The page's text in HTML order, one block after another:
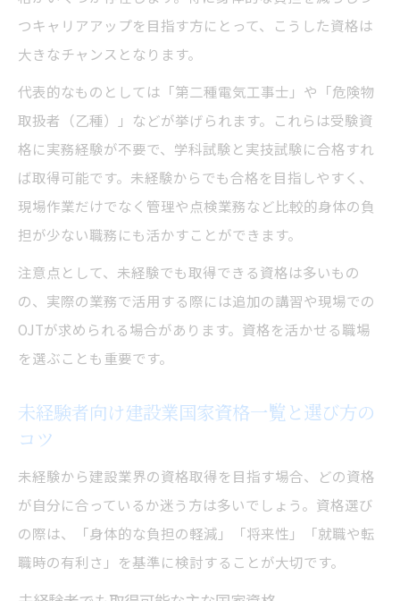
つキャリアアップを目指す方にとって、こうした資格は
大きなチャンスとなります。
代表的なものとしては「第二種電気工事士」や「危険物
取扱者（乙種）」などが挙げられます。これらは受験資
格に実務経験が不要で、学科試験と実技試験に合格すれ
ば取得可能です。未経験からでも合格を目指しやすく、
現場作業だけでなく管理や点検業務など比較的身体の負
担が少ない職務にも活かすことができます。
注意点として、未経験でも取得できる資格は多いもの
の、実際の業務で活用する際には追加の講習や現場での
OJTが求められる場合があります。資格を活かせる職場
を選ぶことも重要です。
未経験者向け建設業国家資格一覧と選び方の
コツ
未経験から建設業界の資格取得を目指す場合、どの資格
が自分に合っているか迷う方は多いでしょう。資格選び
の際は、「身体的な負担の軽減」「将来性」「就職や転
職時の有利さ」を基準に検討することが大切です。